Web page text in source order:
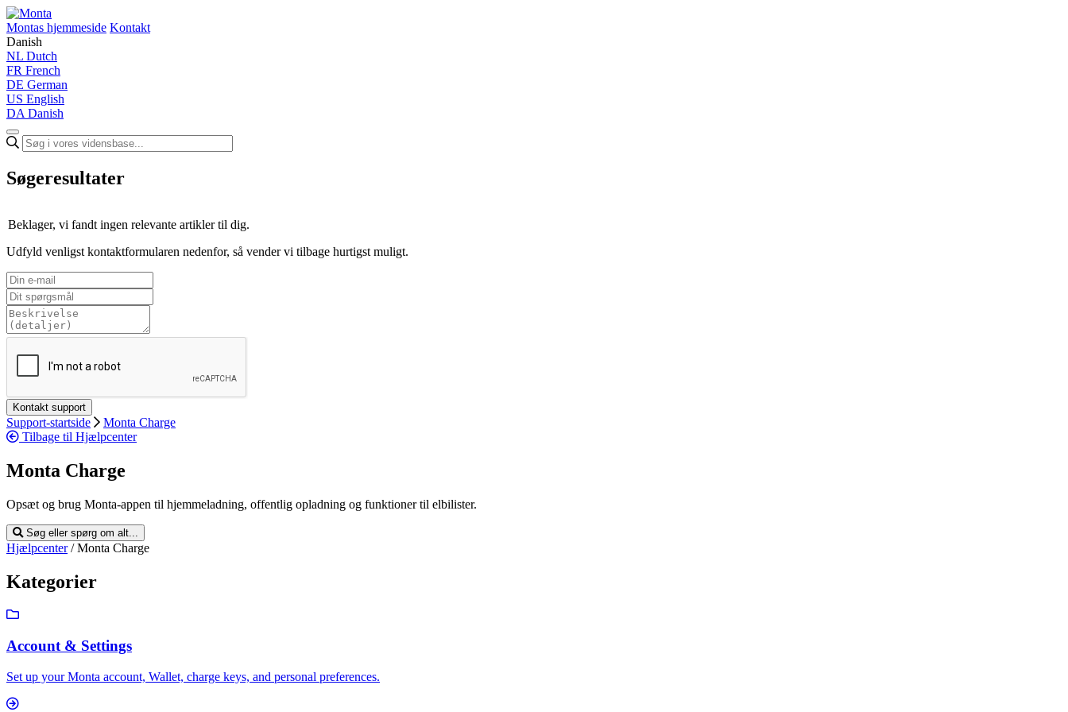
Montas hjemmeside Kontakt
Danish
NL Dutch
FR French
DE German
US English
DA Danish
Søgeresultater
Beklager, vi fandt ingen relevante artikler til dig.
Udfyld venligst kontaktformularen nedenfor, så vender vi tilbage hurtigst muligt.
Support-startside
Monta Charge
Tilbage til Hjælpcenter
Monta Charge
Opsæt og brug Monta-appen til hjemmeladning, offentlig opladning og funktioner til elbilister.
Søg eller spørg om alt...
Hjælpcenter / Monta Charge
Kategorier
Account & Settings
Set up your Monta account, Wallet, charge keys, and personal preferences.